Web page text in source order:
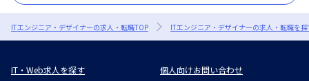
ITエンジニア・デザイナーの求人・転職TOP ITエンジニア・デザイナーの求人・転職を
IT・Web求人を探す
個人向けお問い合わせ